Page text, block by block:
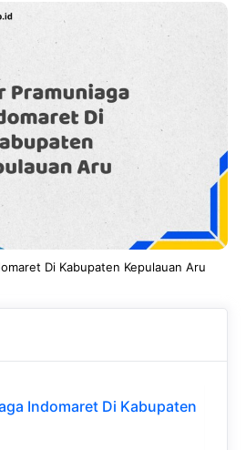
e
o
o
k
a
t
A
p
p
g
r
a
m
k
e
Di Kabupaten Kepulauan Aru
Indomaret Di Kabupaten